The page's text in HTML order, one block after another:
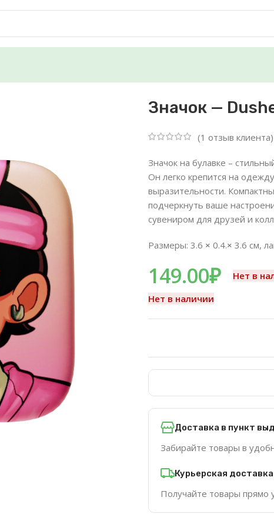
Значок —
(1 отзыв клиента)
Значок на булавке –
Он легко крепится на
выразительности.
подчеркнуть ваше
сувениром для друзей и
Размеры: 3.6 × 0.4.× 3.6 см,
149.00₽
Нет в
Нет в наличии
Доставка в пункт
Забирайте товары в
Курьерская доставка
Получайте товары прямо